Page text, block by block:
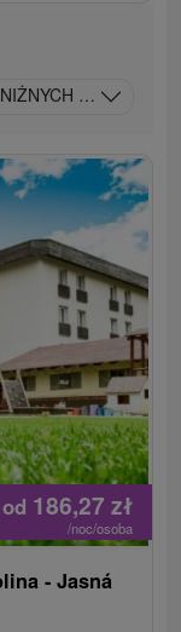
Z MINI
od 186,27 zł
/noc/osoba
- Jasná